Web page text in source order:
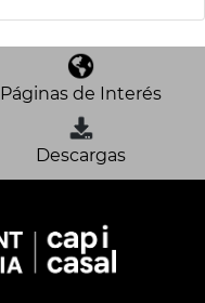
Páginas de Interés
Descargas